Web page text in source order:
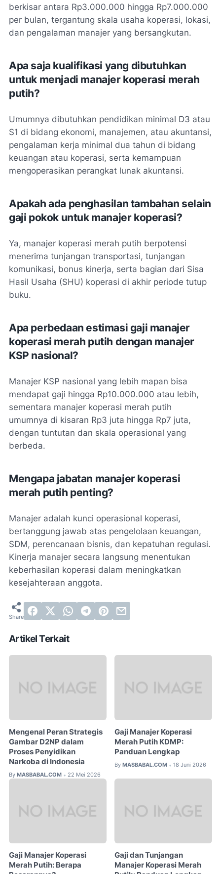
berkisar antara Rp3.000.000 hingga Rp7.000.000
per bulan, tergantung skala usaha koperasi, lokasi,
dan pengalaman manajer yang bersangkutan.
Apa saja kualifikasi yang dibutuhkan
untuk menjadi manajer koperasi merah
putih?
Umumnya dibutuhkan pendidikan minimal D3 atau
S1 di bidang ekonomi, manajemen, atau akuntansi,
pengalaman kerja minimal dua tahun di bidang
keuangan atau koperasi, serta kemampuan
mengoperasikan perangkat lunak akuntansi.
Apakah ada penghasilan tambahan selain
gaji pokok untuk manajer koperasi?
Ya, manajer koperasi merah putih berpotensi
menerima tunjangan transportasi, tunjangan
komunikasi, bonus kinerja, serta bagian dari Sisa
Hasil Usaha (SHU) koperasi di akhir periode tutup
buku.
Apa perbedaan estimasi gaji manajer
koperasi merah putih dengan manajer
KSP nasional?
Manajer KSP nasional yang lebih mapan bisa
mendapat gaji hingga Rp10.000.000 atau lebih,
sementara manajer koperasi merah putih
umumnya di kisaran Rp3 juta hingga Rp7 juta,
dengan tuntutan dan skala operasional yang
berbeda.
Mengapa jabatan manajer koperasi
merah putih penting?
Manajer adalah kunci operasional koperasi,
bertanggung jawab atas pengelolaan keuangan,
SDM, perencanaan bisnis, dan kepatuhan regulasi.
Kinerja manajer secara langsung menentukan
keberhasilan koperasi dalam meningkatkan
kesejahteraan anggota.
Artikel Terkait
Mengenal Peran Strategis
Gambar D2NP dalam
Proses Penyidikan
Narkoba di Indonesia
By MASBABAL.COM • 22 Mei 2026
Gaji Manajer Koperasi
Merah Putih KDMP:
Panduan Lengkap
By MASBABAL.COM • 18 Juni 2026
Gaji Manajer Koperasi
Merah Putih: Berapa
Gaji dan Tunjangan
Manajer Koperasi Merah